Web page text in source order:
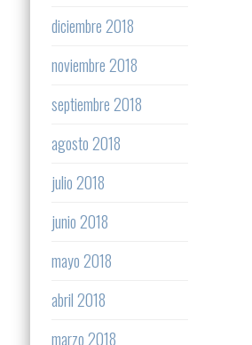
diciembre 2018
noviembre 2018
septiembre 2018
agosto 2018
julio 2018
junio 2018
mayo 2018
abril 2018
marzo 2018